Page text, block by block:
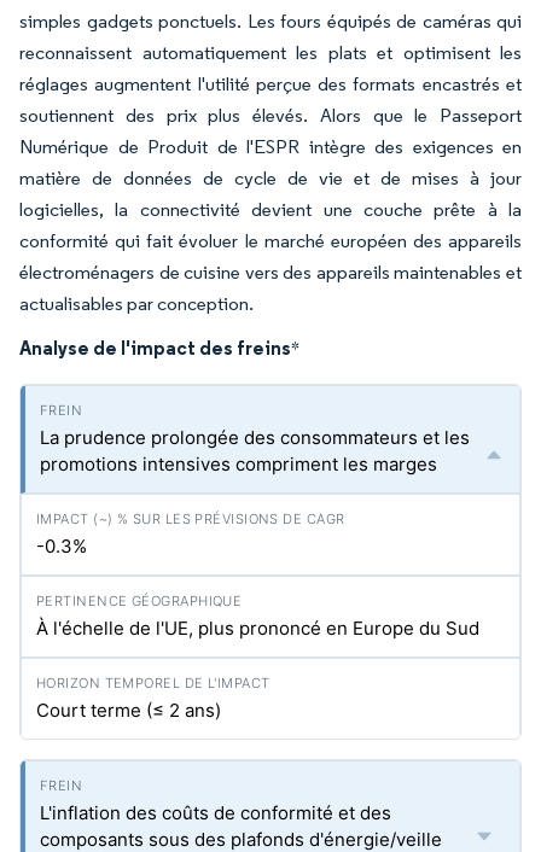
simples gadgets ponctuels. Les fours équipés de caméras qui
reconnaissent automatiquement les plats et optimisent les
réglages augmentent l'utilité perçue des formats encastrés et
soutiennent des prix plus élevés. Alors que le Passeport
Numérique de Produit de l'ESPR intègre des exigences en
matière de données de cycle de vie et de mises à jour
logicielles, la connectivité devient une couche prête à la
conformité qui fait évoluer le marché européen des appareils
électroménagers de cuisine vers des appareils maintenables et
actualisables par conception.
Analyse de l'impact des freins*
La prudence prolongée des consommateurs et les
promotions intensives compriment les marges
-0.3%
À l'échelle de l'UE, plus prononcé en Europe du Sud
Court terme (≤ 2 ans)
L'inflation des coûts de conformité et des
composants sous des plafonds d'énergie/veille